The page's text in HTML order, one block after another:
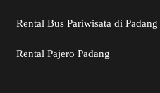
Rental Bus Pariwisata di Padang
Rental Pajero Padang